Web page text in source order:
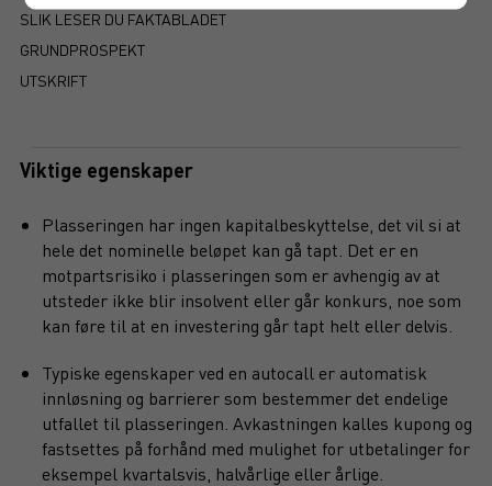
SLIK LESER DU FAKTABLADET
GRUNDPROSPEKT
UTSKRIFT
Viktige egenskaper
Plasseringen har ingen kapitalbeskyttelse, det vil si at
hele det nominelle beløpet kan gå tapt. Det er en
motpartsrisiko i plasseringen som er avhengig av at
utsteder ikke blir insolvent eller går konkurs, noe som
kan føre til at en investering går tapt helt eller delvis.
Typiske egenskaper ved en autocall er automatisk
innløsning og barrierer som bestemmer det endelige
utfallet til plasseringen. Avkastningen kalles kupong og
fastsettes på forhånd med mulighet for utbetalinger for
eksempel kvartalsvis, halvårlige eller årlige.